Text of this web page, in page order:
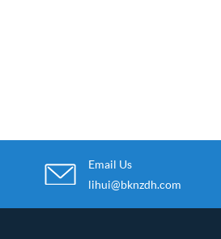
Email Us
lihui@bknzdh.com